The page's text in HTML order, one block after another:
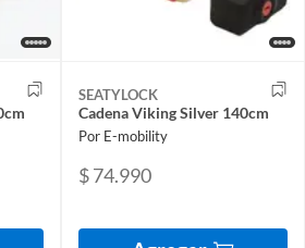
SEATYLOCK
Cadena Viking Silver 140cm
Por E-mobility
$ 74.990